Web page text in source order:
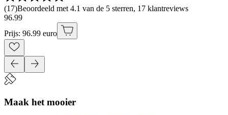
(17)Beoordeeld met 4.1 van de 5 sterren, 17 klantreviews
96.99
Prijs: 96.99 euro
Maak het mooier